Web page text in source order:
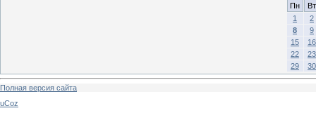
Пн
Вт
1
2
8
9
15
16
22
23
29
30
Полная версия сайта
uCoz